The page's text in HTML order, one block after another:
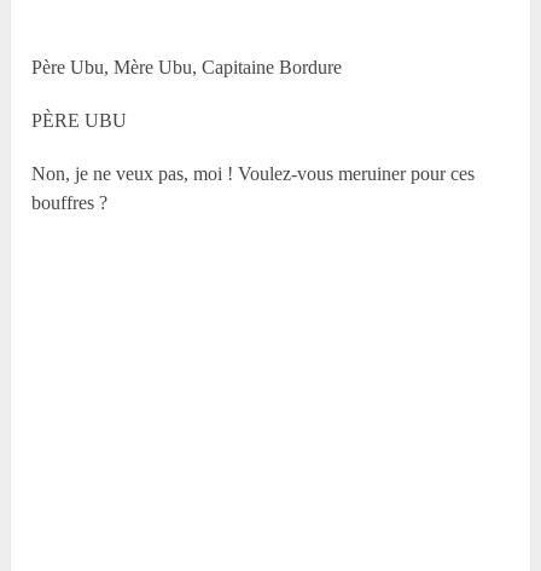
Père Ubu, Mère Ubu, Capitaine Bordure
PÈRE UBU
Non, je ne veux pas, moi ! Voulez-vous meruiner pour ces
bouffres ?